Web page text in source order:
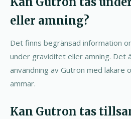
eller amning?
Det finns begränsad information
under graviditet eller amning. Det
användning av Gutron med läkare
ammar.
Kan Gutron tas